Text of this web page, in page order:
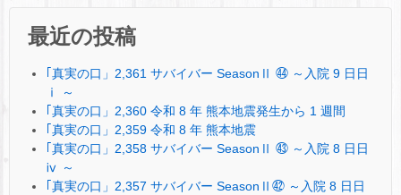
最近の投稿
｢真実の口」2,361 サバイバー SeasonⅡ ㊹ ～入院 9 日日
ⅰ ～
｢真実の口」2,360 令和 8 年 熊本地震発生から 1 週間
｢真実の口」2,359 令和 8 年 熊本地震
｢真実の口」2,358 サバイバー SeasonⅡ ㊸ ～入院 8 日日
ⅳ ～
｢真実の口」2,357 サバイバー SeasonⅡ㊷ ～入院 8 日日